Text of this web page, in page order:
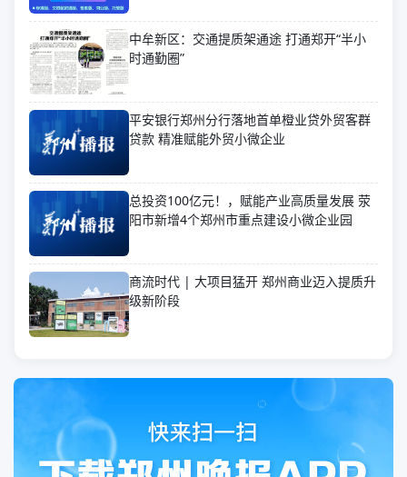
中牟新区：交通提质架通途 打通郑开“半小
时通勤圈”
平安银行郑州分行落地首单橙业贷外贸客群
贷款 精准赋能外贸小微企业
总投资100亿元！，赋能产业高质量发展 荥
阳市新增4个郑州市重点建设小微企业园
商流时代 | 大项目猛开 郑州商业迈入提质升
级新阶段